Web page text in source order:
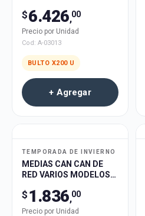
$6.426,00
Precio por Unidad
Cod: A-03013
BULTO X200 U
+ Agregar
TEMPORADA DE INVIERNO
MEDIAS CAN CAN DE
RED VARIOS MODELOS
$ 1.836,00
Precio por Unidad